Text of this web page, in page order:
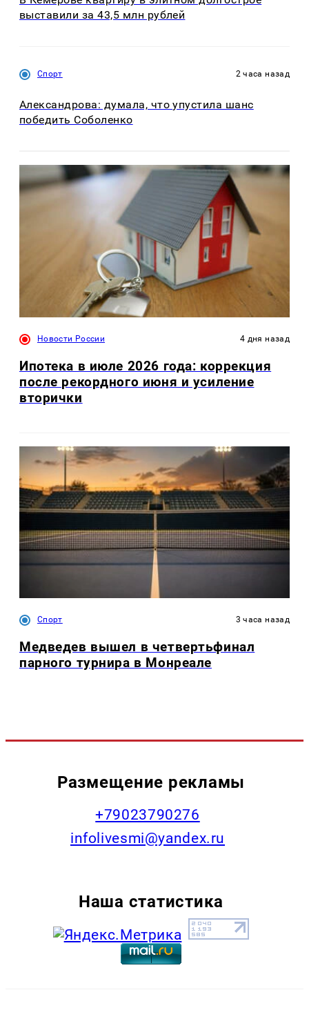
выставили за 43,5 млн рублей
Спорт 2 часа назад
Александрова: думала, что упустила шанс
победить Соболенко
Новости России 4 дня назад
Ипотека в июле 2026 года: коррекция
после рекордного июня и усиление
вторички
Спорт 3 часа назад
Медведев вышел в четвертьфинал
парного турнира в Монреале
Размещение рекламы
+79023790276
infolivesmi@yandex.ru
Наша статистика